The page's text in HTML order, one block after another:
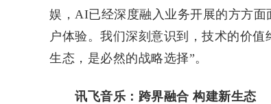
娱，AI已经深度融入业务开展的方方
户体验。我们深刻意识到，技术的价
生态，是必然的战略选择”。
讯飞音乐：跨界融合 构建新生态